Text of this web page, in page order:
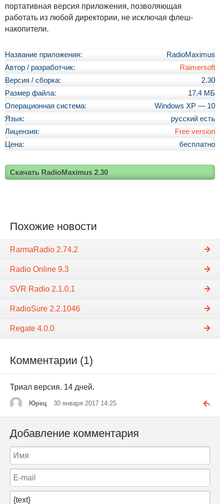
портативная версия приложения, позволяющая
работать из любой директории, не исключая флеш-
накопители.
Название приложения:
RadioMaximus
Автор / разработчик:
Raimersoft
Версия / сборка:
2.30
Размер файла:
17.4 МБ
Операционная система:
Windows XP — 10
Язык:
русский есть
Лицензия:
Free version
Цена:
бесплатно
Скачать RadioMaximus 2.30
Похожие новости
RarmaRadio 2.74.2
Radio Online 9.3
SVR Radio 2.1.0.1
RadioSure 2.2.1046
Regatе 4.0.0
Комментарии (1)
Триал версия. 14 дней.
Юрец 30 января 2017 14:25
Добавление комментария